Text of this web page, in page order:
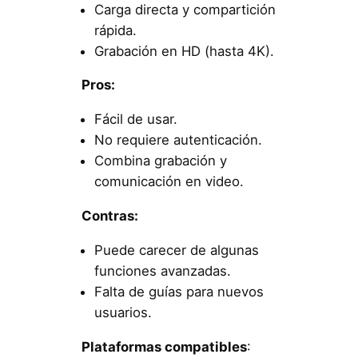
Carga directa y compartición
rápida.
Grabación en HD (hasta 4K).
Pros:
Fácil de usar.
No requiere autenticación.
Combina grabación y
comunicación en video.
Contras:
Puede carecer de algunas
funciones avanzadas.
Falta de guías para nuevos
usuarios.
Plataformas compatibles: